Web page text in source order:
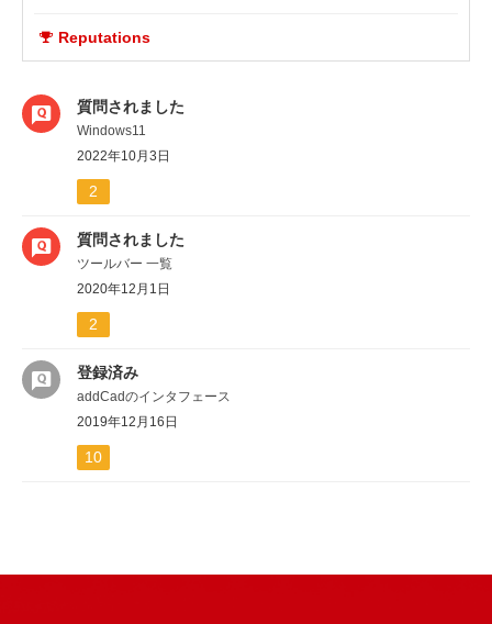
Reputations
質問されました
Windows11
2022年10月3日
2
質問されました
ツールバー 一覧
2020年12月1日
2
登録済み
addCadのインタフェース
2019年12月16日
10